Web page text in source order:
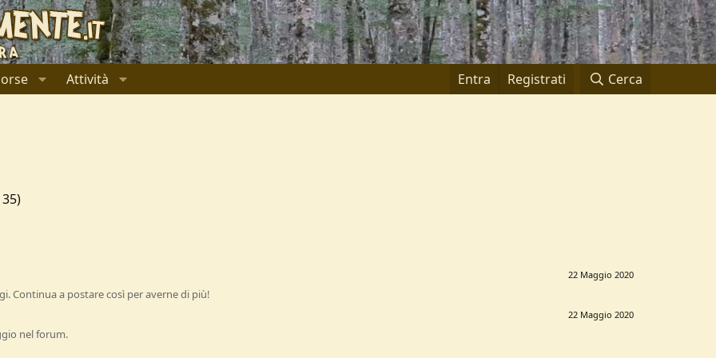
Attività Entra Registrati Cerca
22 Maggio 2020
Continua a postare così per averne di più!
22 Maggio 2020
nel forum.